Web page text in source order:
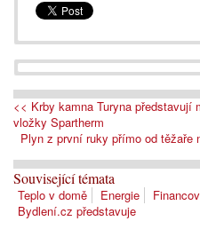
<< Krby kamna Turyna představují
vložky Spartherm
Plyn z první ruky přímo od těžaře
Související témata
Teplo v domě Energie
Bydlení.cz představuje